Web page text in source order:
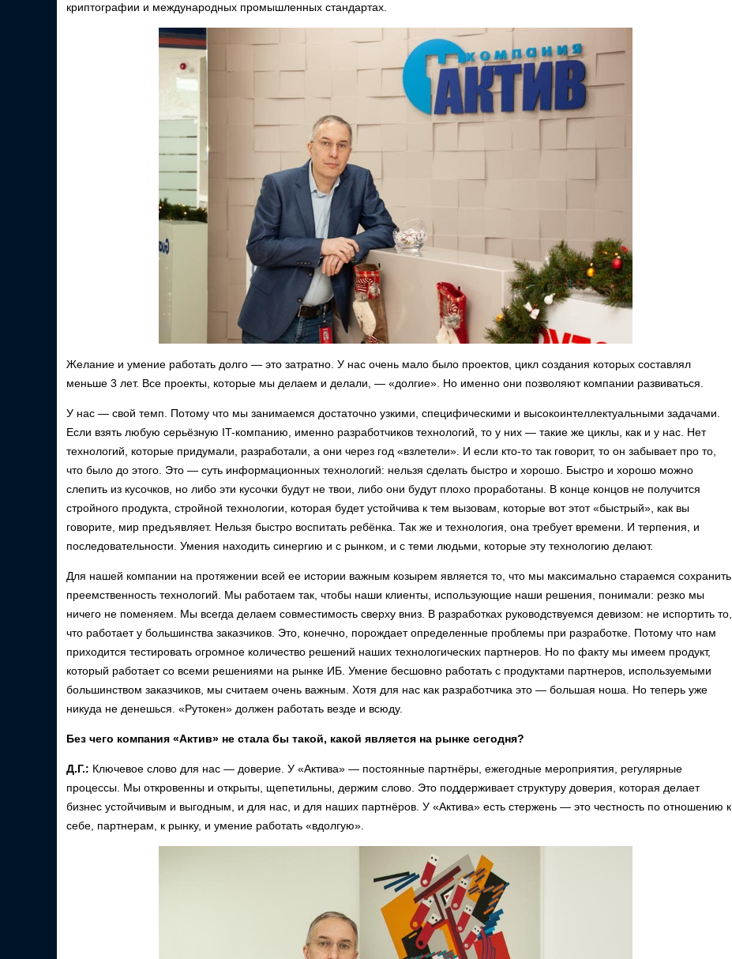
криптографии и международных промышленных стандартах.
Желание и умение работать долго — это затратно. У нас очень мало было проектов, цикл создания которых составлял
меньше 3 лет. Все проекты, которые мы делаем и делали, — «долгие». Но именно они позволяют компании развиваться.
У нас — свой темп. Потому что мы занимаемся достаточно узкими, специфическими и высокоинтеллектуальными задачами.
Если взять любую серьёзную IT-компанию, именно разработчиков технологий, то у них — такие же циклы, как и у нас. Нет
технологий, которые придумали, разработали, а они через год «взлетели». И если кто-то так говорит, то он забывает про то,
что было до этого. Это — суть информационных технологий: нельзя сделать быстро и хорошо. Быстро и хорошо можно
слепить из кусочков, но либо эти кусочки будут не твои, либо они будут плохо проработаны. В конце концов не получится
стройного продукта, стройной технологии, которая будет устойчива к тем вызовам, которые вот этот «быстрый», как вы
говорите, мир предъявляет. Нельзя быстро воспитать ребёнка. Так же и технология, она требует времени. И терпения, и
последовательности. Умения находить синергию и с рынком, и с теми людьми, которые эту технологию делают.
Для нашей компании на протяжении всей ее истории важным козырем является то, что мы максимально стараемся сохранить
преемственность технологий. Мы работаем так, чтобы наши клиенты, использующие наши решения, понимали: резко мы
ничего не поменяем. Мы всегда делаем совместимость сверху вниз. В разработках руководствуемся девизом: не испортить то,
что работает у большинства заказчиков. Это, конечно, порождает определенные проблемы при разработке. Потому что нам
приходится тестировать огромное количество решений наших технологических партнеров. Но по факту мы имеем продукт,
который работает со всеми решениями на рынке ИБ. Умение бесшовно работать с продуктами партнеров, используемыми
большинством заказчиков, мы считаем очень важным. Хотя для нас как разработчика это — большая ноша. Но теперь уже
никуда не денешься. «Рутокен» должен работать везде и всюду.
Без чего компания «Актив» не стала бы такой, какой является на рынке сегодня?
Д.Г.: Ключевое слово для нас — доверие. У «Актива» — постоянные партнёры, ежегодные мероприятия, регулярные
процессы. Мы откровенны и открыты, щепетильны, держим слово. Это поддерживает структуру доверия, которая делает
бизнес устойчивым и выгодным, и для нас, и для наших партнёров. У «Актива» есть стержень — это честность по отношению к
себе, партнерам, к рынку, и умение работать «вдолгую».